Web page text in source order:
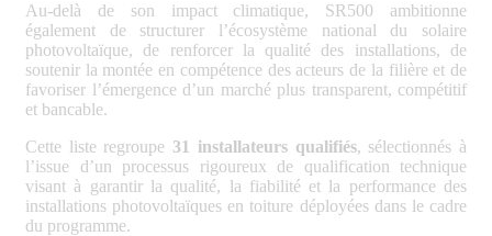
Au-delà de son impact climatique, SR500 ambitionne
également de structurer l’écosystème national du solaire
photovoltaïque, de renforcer la qualité des installations, de
soutenir la montée en compétence des acteurs de la filière et de
favoriser l’émergence d’un marché plus transparent, compétitif
et bancable.
Cette liste regroupe 31 installateurs qualifiés, sélectionnés à
l’issue d’un processus rigoureux de qualification technique
visant à garantir la qualité, la fiabilité et la performance des
installations photovoltaïques en toiture déployées dans le cadre
du programme.